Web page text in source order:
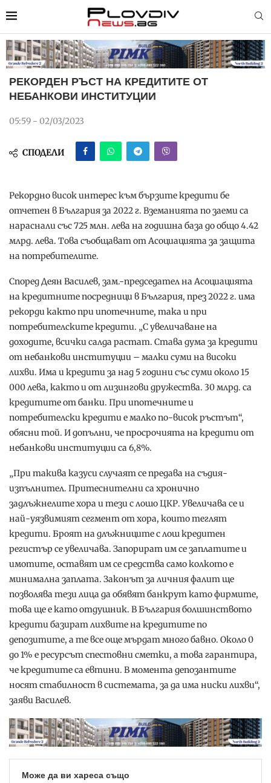
РЕКОРДЕН РЪСТ НА КРЕДИТИТЕ ОТ
НЕБАНКОВИ ИНСТИТУЦИИ
05:59 - 02/03/2023
СПОДЕЛИ
Рекордно висок интерес към бързите кредити бе
отчетен в България за 2022 г. Вземанията по заеми са
нараснали със 725 млн. лева на годишна база до общо 4.42
млрд. лева. Това съобщават от Асоциацията за защита
на потребителите.
Според Деян Василев, зам.-председател на Асоциацията
на кредитните посредници в България, през 2022 г. има
рекорди както при ипотечните, така и при
потребителските кредити. „С увеличаване на
доходите, всички салда растат. Става дума за кредити
от небанкови институции – малки суми на високи
лихви. Има и кредити за над 5 години със суми около 15
000 лева, както и от лизингови дружества. 30 млрд. са
кредитите от банки. При ипотечните и
потребителски кредити е малко по-висок ръстът“,
обясни той. И допълни, че просрочията на кредити от
небанкови институции са 6,8%.
„При такива казуси случаят се предава на съдия-
изпълнител. Притеснителни са хронично
задлъжнелите хора и тези с лошо ЦКР. Увеличава се и
най-уязвимият сегмент от хора, които теглят
кредити. Броят на длъжниците с лош кредитен
регистър се увеличава. Запорират им се заплатите и
имотите, оставят им се средства само колкото е
минимална заплата. Законът за личния фалит ще
позволява тези лица да обявят банкрут като фирмите,
това ще е като отдушник. В България болшинството
кредити базират лихвите на кредитите по
депозитите, а те все още мърдат много бавно. Около 0
до 1% е ресурсът спестовни сметки, а това гарантира,
че кредитите са евтини. В момента депозантите
носят стабилност в системата, за да има ниски лихви“,
заяви Василев.
Може да ви хареса също